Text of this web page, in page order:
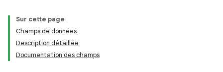
Sur cette page
Champs de données
Description détaillée
Documentation des champs